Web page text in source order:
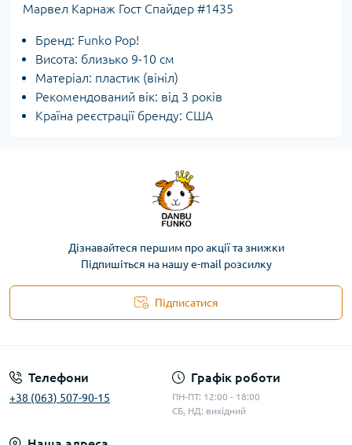
Марвел Карнаж Гост Спайдер #1435
Бренд: Funko Pop!
Висота: близько 9-10 см
Матеріал: пластик (вініл)
Рекомендований вік: від 3 років
Країна реєстрації бренду: США
Дізнавайтеся першим про акції та знижки
Підпишіться на нашу e-mail розсилку
Підписатися
Телефони
+38 (063) 507-90-15
Графік роботи
ПН-ПТ: 12:00 - 18:00
СБ, НД: вихідний